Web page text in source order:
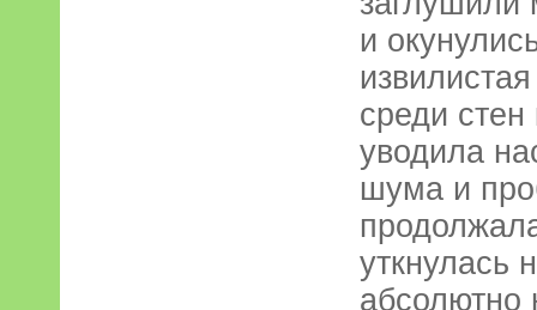
и
среди
уводила
шума и
уткнулась
абсолютно